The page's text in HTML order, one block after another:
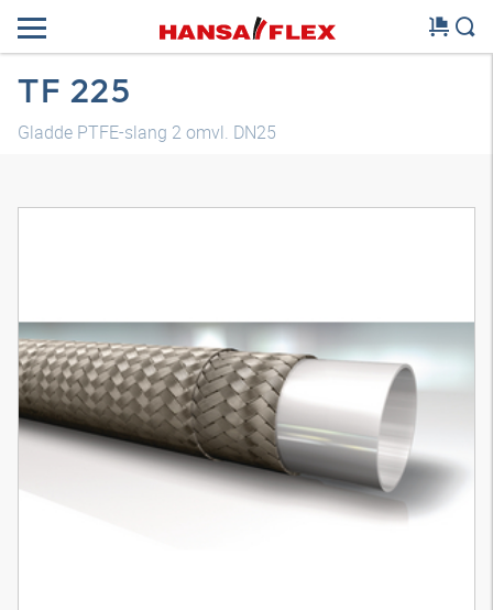
TF 225
Gladde PTFE-slang 2 omvl. DN25